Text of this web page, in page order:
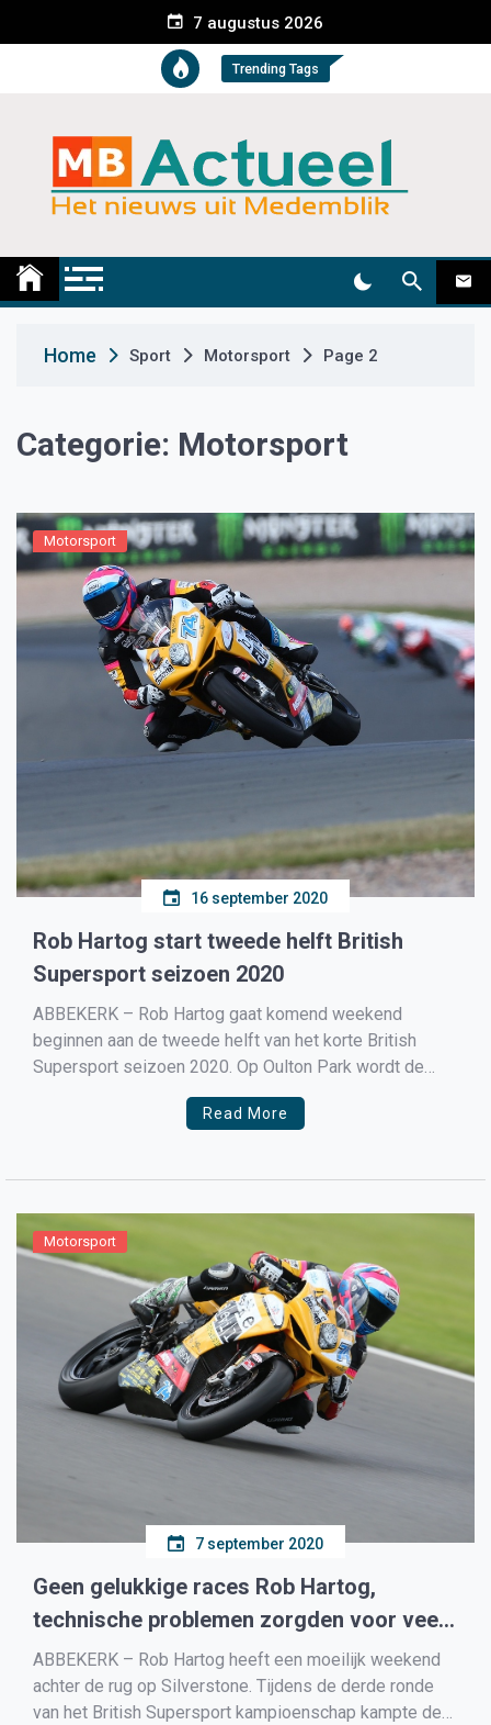
e
t
7 augustus 2026
Trending Tags
Medemblik Actueel
Home Sport Motorsport Page 2
Categorie: Motorsport
Motorsport
16 september 2020
Rob Hartog start tweede helft British
Supersport seizoen 2020
ABBEKERK – Rob Hartog gaat komend weekend
beginnen aan de tweede helft van het korte British
Supersport seizoen 2020. Op Oulton Park wordt de
vierde ronde van het jaar verreden. De Bike Devil
Racing coureur wil coureur graag het “pech weekend” in
Read More
Motorsport
7 september 2020
Geen gelukkige races Rob Hartog,
technische problemen zorgden voor veel
kopzorgen
ABBEKERK – Rob Hartog heeft een moeilijk weekend
achter de rug op Silverstone. Tijdens de derde ronde
van het British Supersport kampioenschap kampte de